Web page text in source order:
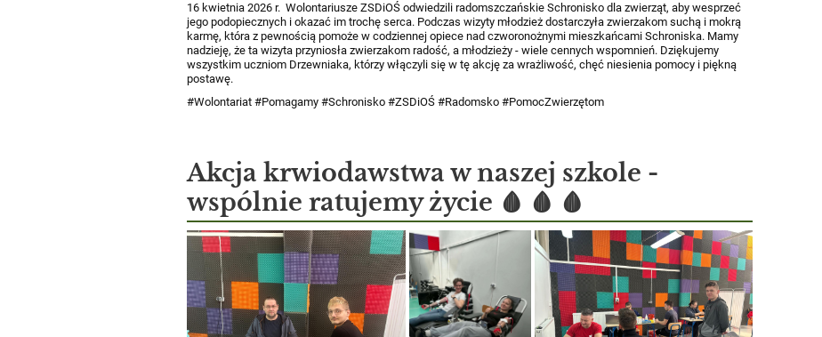
16 kwietnia 2026 r. ​​​​​​​Wolontariusze ZSDiOŚ odwiedzili radomszczańskie Schronisko dla zwierząt, aby wesprzeć
jego podopiecznych i okazać im trochę serca. Podczas wizyty młodzież dostarczyła zwierzakom suchą i mokrą
karmę, która z pewnością pomoże w codziennej opiece nad czworonożnymi mieszkańcami Schroniska. Mamy
nadzieję, że ta wizyta przyniosła zwierzakom radość, a młodzieży - wiele cennych wspomnień. Dziękujemy
wszystkim uczniom Drzewniaka, którzy włączyli się w tę akcję za wrażliwość, chęć niesienia pomocy i piękną
postawę.
#Wolontariat #Pomagamy #Schronisko #ZSDiOŚ #Radomsko #PomocZwierzętom
Akcja krwiodawstwa w naszej szkole -
wspólnie ratujemy życie 🩸 🩸 🩸